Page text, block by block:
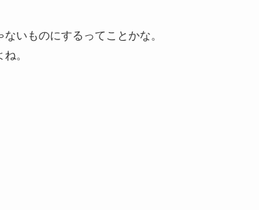
いものにするってことかな。
。